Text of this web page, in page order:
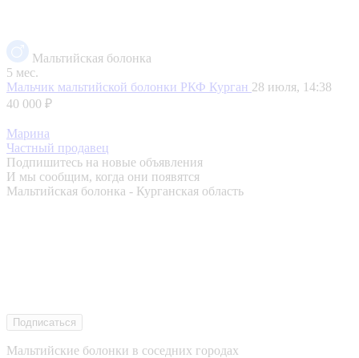
Мальтийская болонка
5 мес.
Мальчик мальтийской болонки РКФ Курган 28 июля, 14:38
40 000 ₽
Марина
Частный продавец
Подпишитесь на новые объявления
И мы сообщим, когда они появятся
Мальтийская болонка - Курганская область
Подписаться
Мальтийские болонки в соседних городах